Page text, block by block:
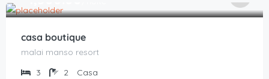
casa boutique
malai manso resort
3
2 Casa